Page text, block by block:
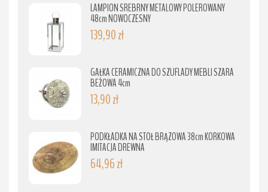
LAMPION SREBRNY METALOWY POLEROWANY
48cm NOWOCZESNY
139,90 zł
GAŁKA CERAMICZNA DO SZUFLADY MEBLI SZARA
BEŻOWA 4cm
13,90 zł
PODKŁADKA NA STÓŁ BRĄZOWA 38cm KORKOWA
IMITACJA DREWNA
64,96 zł